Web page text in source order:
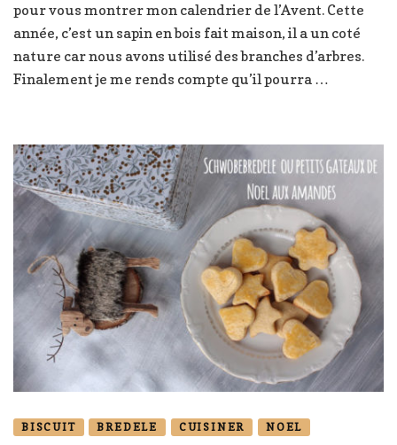
l’avent
à
soi
même
en
bois
,
DIY
pour vous montrer mon calendrier de l’Avent. Cette
année, c’est un sapin en bois fait maison, il a un coté
nature car nous avons utilisé des branches d’arbres.
Finalement je me rends compte qu’il pourra …
BISCUIT BREDELE CUISINER NOEL